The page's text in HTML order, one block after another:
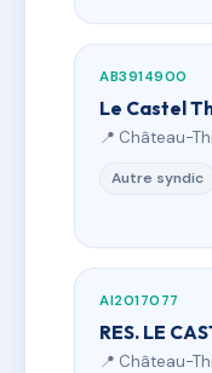
AB3914900
Le Castel
📍 Château-
Autre syndic
AI2017077
RES. LE
📍 Château-